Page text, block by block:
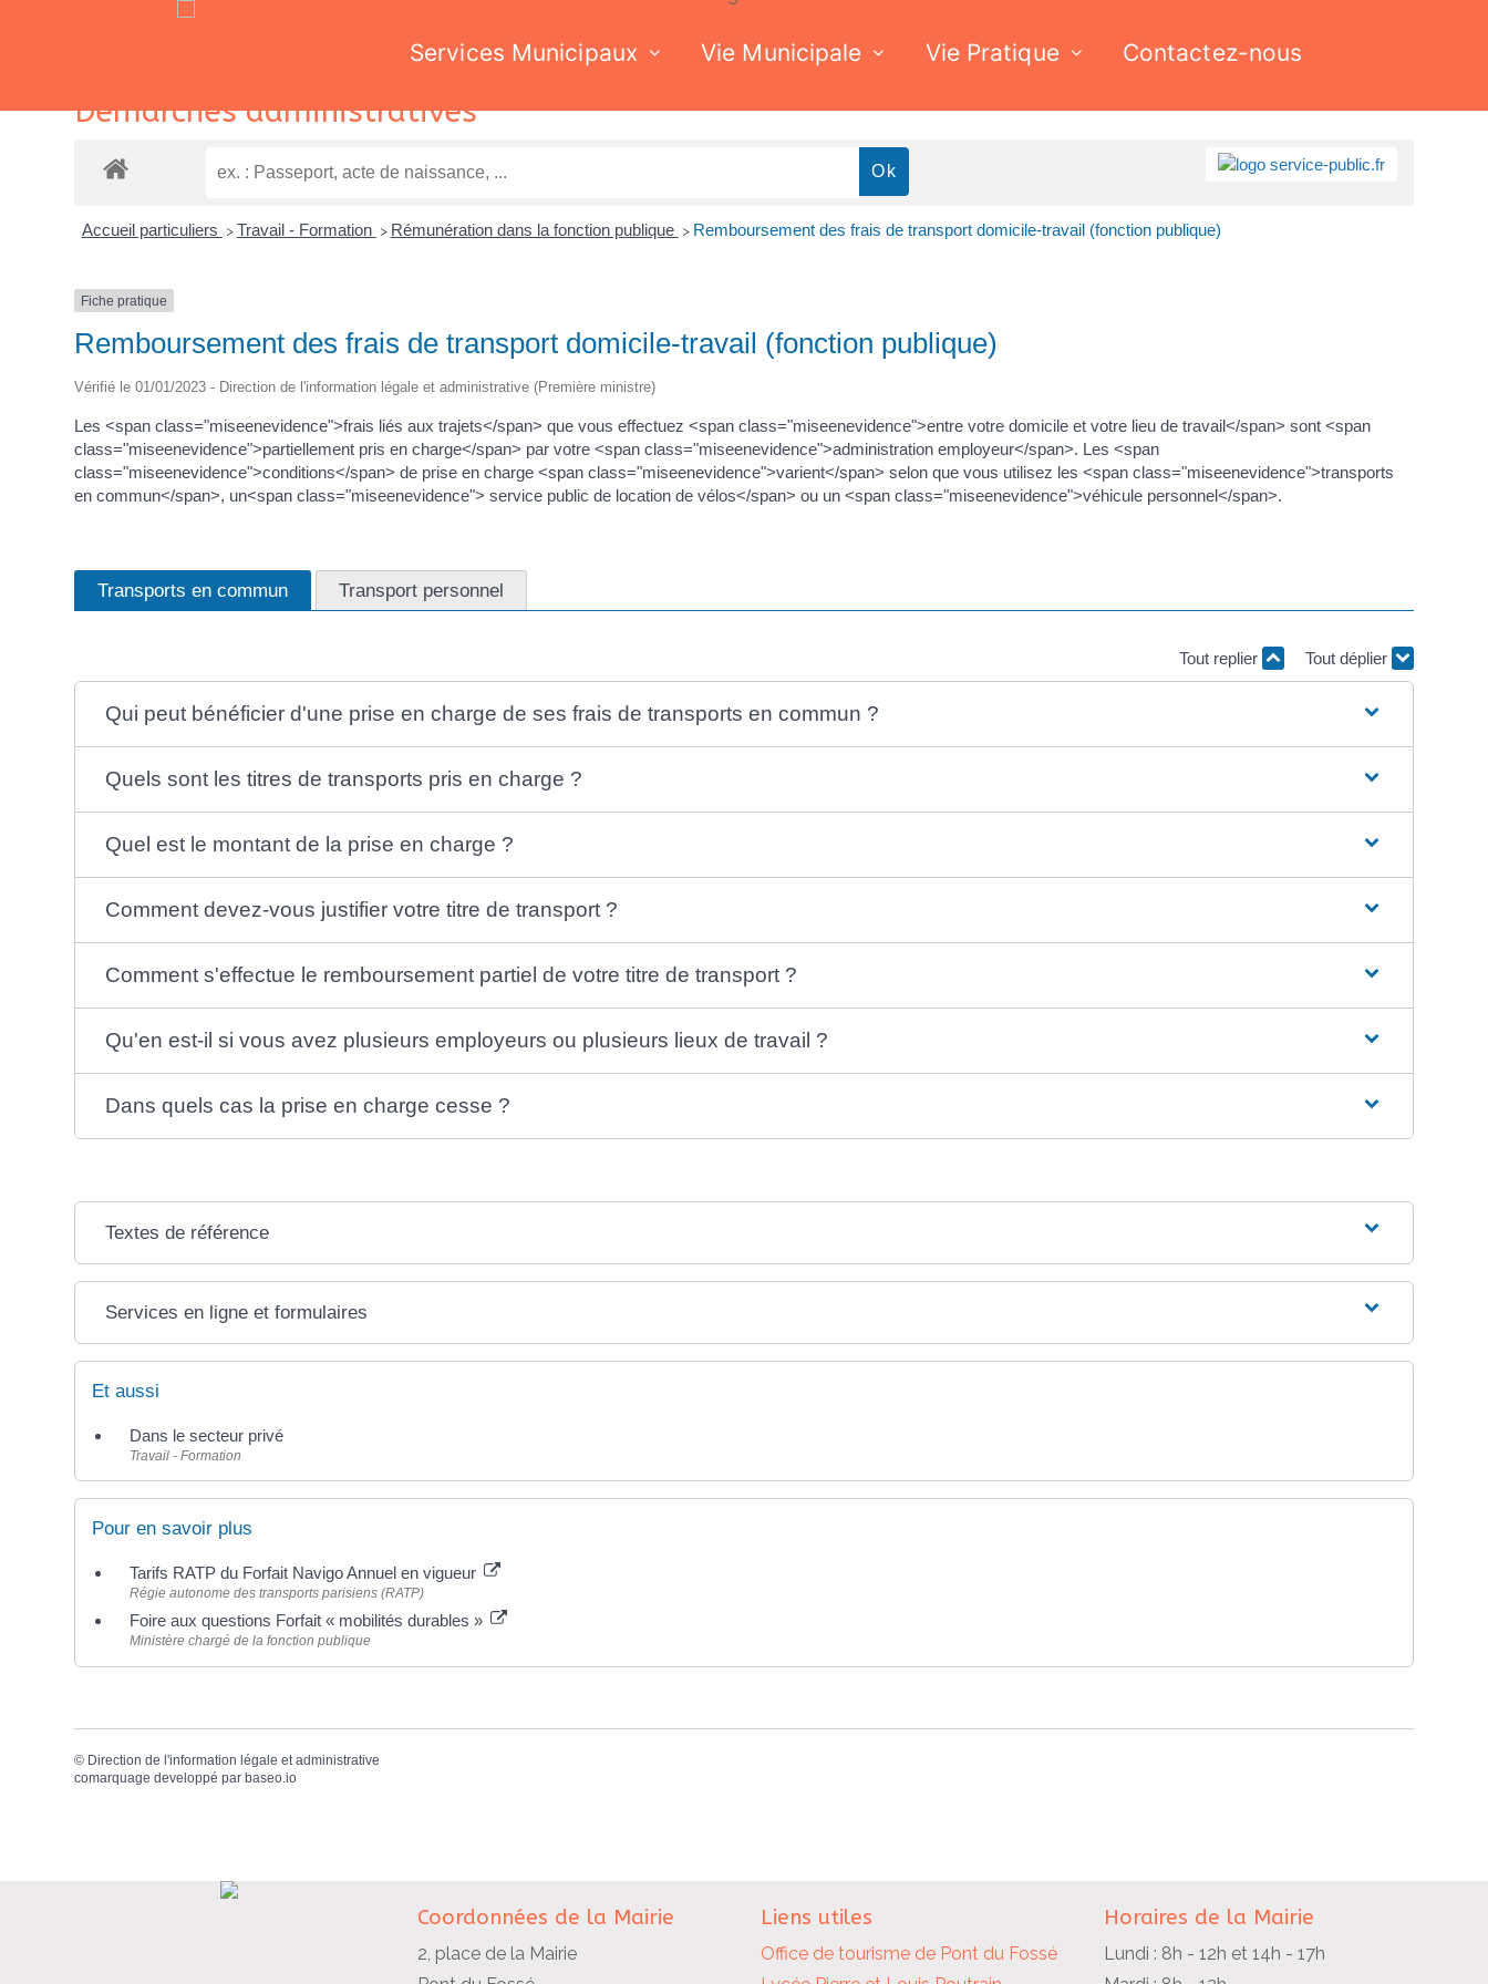
Services Municipaux Vie Municipale Vie Pratique Contactez-nous
Démarches administratives
Accueil particuliers > Travail - Formation > Rémunération dans la fonction publique > Remboursement des frais de transport domicile-travail (fonction publique)
Fiche pratique
Remboursement des frais de transport domicile-travail (fonction publique)
Vérifié le 01/01/2023 - Direction de l'information légale et administrative (Première ministre)
Les <span class="miseenevidence">frais liés aux trajets</span> que vous effectuez <span class="miseenevidence">entre votre domicile et votre lieu de travail</span> sont <span
class="miseenevidence">partiellement pris en charge</span> par votre <span class="miseenevidence">administration employeur</span>. Les <span
class="miseenevidence">conditions</span> de prise en charge <span class="miseenevidence">varient</span> selon que vous utilisez les <span class="miseenevidence">transports
en commun</span>, un<span class="miseenevidence"> service public de location de vélos</span> ou un <span class="miseenevidence">véhicule personnel</span>.
Transports en commun Transport personnel
Tout replier Tout déplier
Qui peut bénéficier d'une prise en charge de ses frais de transports en commun ?
Quels sont les titres de transports pris en charge ?
Quel est le montant de la prise en charge ?
Comment devez-vous justifier votre titre de transport ?
Comment s'effectue le remboursement partiel de votre titre de transport ?
Qu'en est-il si vous avez plusieurs employeurs ou plusieurs lieux de travail ?
Dans quels cas la prise en charge cesse ?
Textes de référence
Services en ligne et formulaires
Et aussi
Dans le secteur privé
Travail - Formation
Pour en savoir plus
Tarifs RATP du Forfait Navigo Annuel en vigueur
Régie autonome des transports parisiens (RATP)
Foire aux questions Forfait « mobilités durables »
Ministère chargé de la fonction publique
© Direction de l'information légale et administrative
comarquage developpé parbaseo.io
Coordonnées de la Mairie
2, place de la Mairie
Liens utiles
Office de tourisme de Pont du Fossé
Horaires de la Mairie
Lundi : 8h - 12h et 14h - 17h